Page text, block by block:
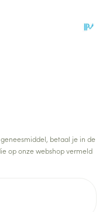
betaal je in de
op onze webshop vermeld